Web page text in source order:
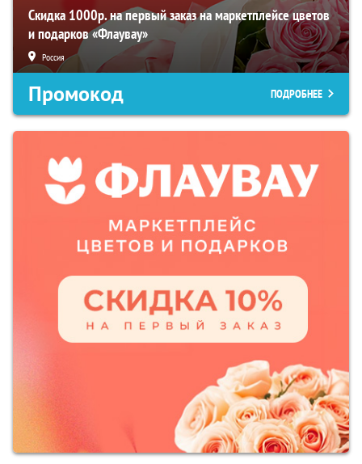
Скидка 1000р. на первый заказ на маркетплейсе цветов
и подарков «Флаувау»
Россия
Промокод ПОДРОБНЕЕ